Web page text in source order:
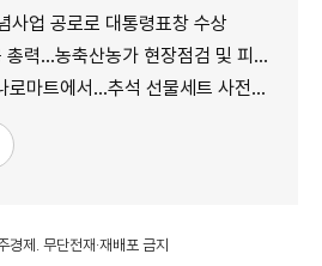
사업 공로로 대통령표창 수상
농축산농가 현장점검 및 피해 예방 강화
트에서…추석 선물세트 사전예약 실시
제. 무단전재·재배포 금지